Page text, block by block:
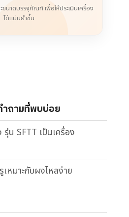
นาดบรรจุภัณฑ์ เพื่อให้ประเมินเครื่อง
ได้แม่นยำขึ้น
ำถามที่พบบ่อย
รุ่น SFTT เป็นเครื่อง
เหมาะกับผงไหลง่าย